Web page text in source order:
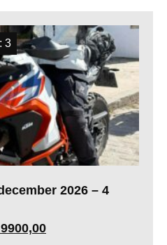
2026 – 4
9900,00
3